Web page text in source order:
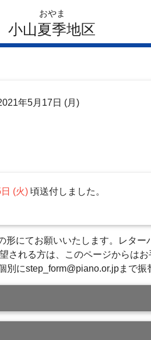
おやま
小山夏季地区
年5月17日 (月)
日 (火)頃送付しました。
にてお願いいたします。レタ
される方は、このページからは
にstep_form@piano.or.jpまで振